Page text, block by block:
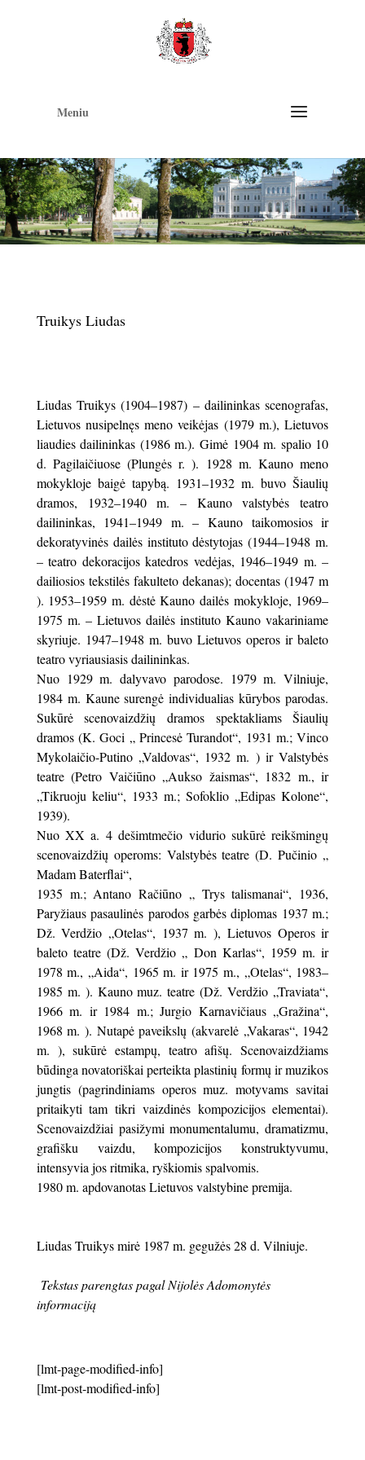
Meniu
Truikys Liudas
Liudas Truikys (1904–1987) – dailininkas scenografas,
Lietuvos nusipelnęs meno veikėjas (1979 m.), Lietuvos
liaudies dailininkas (1986 m.). Gimė 1904 m. spalio 10
d. Pagilaičiuose (Plungės r. ). 1928 m. Kauno meno
mokykloje baigė tapybą. 1931–1932 m. buvo Šiaulių
dramos, 1932–1940 m. – Kauno valstybės teatro
dailininkas, 1941–1949 m. – Kauno taikomosios ir
dekoratyvinės dailės instituto dėstytojas (1944–1948 m.
– teatro dekoracijos katedros vedėjas, 1946–1949 m. –
dailiosios tekstilės fakulteto dekanas); docentas (1947 m
). 1953–1959 m. dėstė Kauno dailės mokykloje, 1969–
1975 m. – Lietuvos dailės instituto Kauno vakariniame
skyriuje. 1947–1948 m. buvo Lietuvos operos ir baleto
teatro vyriausiasis dailininkas.
Nuo 1929 m. dalyvavo parodose. 1979 m. Vilniuje,
1984 m. Kaune surengė individualias kūrybos parodas.
Sukūrė scenovaizdžių dramos spektakliams Šiaulių
dramos (K. Goci „ Princesė Turandot“, 1931 m.; Vinco
Mykolaičio-Putino „Valdovas“, 1932 m. ) ir Valstybės
teatre (Petro Vaičiūno „Aukso žaismas“, 1832 m., ir
„Tikruoju keliu“, 1933 m.; Sofoklio „Edipas Kolone“,
1939).
Nuo XX a. 4 dešimtmečio vidurio sukūrė reikšmingų
scenovaizdžių operoms: Valstybės teatre (D. Pučinio „
Madam Baterflai“,
1935 m.; Antano Račiūno „ Trys talismanai“, 1936,
Paryžiaus pasaulinės parodos garbės diplomas 1937 m.;
Dž. Verdžio „Otelas“, 1937 m. ), Lietuvos Operos ir
baleto teatre (Dž. Verdžio „ Don Karlas“, 1959 m. ir
1978 m., „Aida“, 1965 m. ir 1975 m., „Otelas“, 1983–
1985 m. ). Kauno muz. teatre (Dž. Verdžio „Traviata“,
1966 m. ir 1984 m.; Jurgio Karnavičiaus „Gražina“,
1968 m. ). Nutapė paveikslų (akvarelė „Vakaras“, 1942
m. ), sukūrė estampų, teatro afišų. Scenovaizdžiams
būdinga novatoriškai perteikta plastinių formų ir muzikos
jungtis (pagrindiniams operos muz. motyvams savitai
pritaikyti tam tikri vaizdinės kompozicijos elementai).
Scenovaizdžiai pasižymi monumentalumu, dramatizmu,
grafišku vaizdu, kompozicijos konstruktyvumu,
intensyvia jos ritmika, ryškiomis spalvomis.
1980 m. apdovanotas Lietuvos valstybine premija.
Liudas Truikys mirė 1987 m. gegužės 28 d. Vilniuje.
Tekstas parengtas pagal Nijolės Adomonytės
informaciją
[lmt-page-modified-info]
[lmt-post-modified-info]